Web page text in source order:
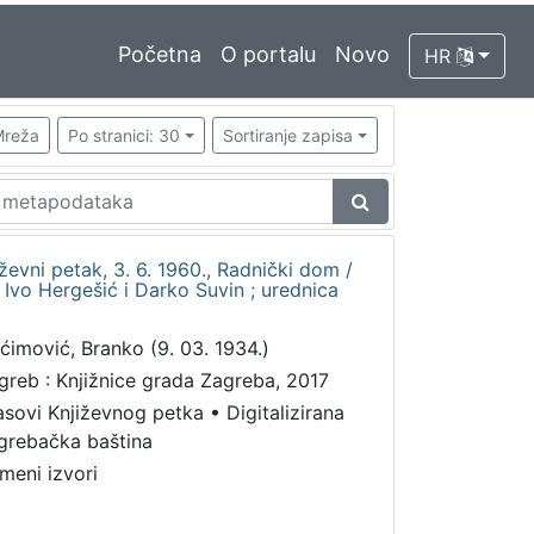
Početna O portalu Novo HR
Po stranici: 30 Sortiranje zapisa
petak, 3. 6. 1960., Radnički dom /
Hergešić i Darko Suvin ; urednica
Branko (9. 03. 1934.)
: Knjižnice grada Zagreba, 2017
Književnog petka • Digitalizirana
baština
izvori